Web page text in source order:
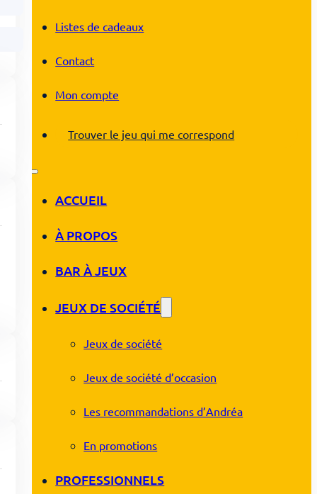
Listes de cadeaux
Contact
Mon compte
Trouver le jeu qui me correspond
ACCUEIL
À PROPOS
BAR À JEUX
JEUX DE SOCIÉTÉ
Jeux de société
Jeux de société d’occasion
Les recommandations d’Andréa
En promotions
PROFESSIONNELS